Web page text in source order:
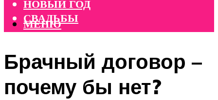
НОВЫЙ ГОД
СВАДЬБЫ
МЕНЮ
Брачный договор –
почему бы нет?